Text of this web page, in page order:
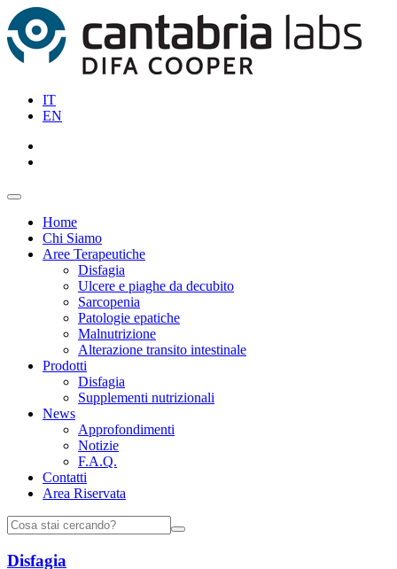
IT
EN
Home
Chi Siamo
Aree Terapeutiche
Disfagia
Ulcere e piaghe da decubito
Sarcopenia
Patologie epatiche
Malnutrizione
Alterazione transito intestinale
Prodotti
Disfagia
Supplementi nutrizionali
News
Approfondimenti
Notizie
F.A.Q.
Contatti
Area Riservata
Disfagia